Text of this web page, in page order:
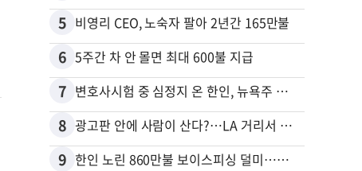
5 비영리 CEO, 노숙자 팔아 2년간 165만불
6 5주간 차 안 몰면 최대 600불 지급
7 변호사시험 중 심정지 온 한인, 뉴욕주 제소
8 광고판 안에 사람이 산다?…LA 거리서 화제
9 한인 노린 860만불 보이스피싱 덜미…영사관·한국 검찰 사칭